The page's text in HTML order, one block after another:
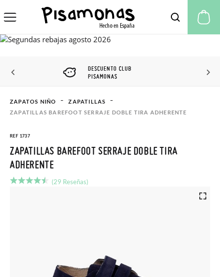
DESCUENTO CLUB
PISAMONAS
ZAPATOS NIÑO
ZAPATILLAS
ZAPATILLAS BAREFOOT SERRAJE DOBLE TIRA ADHERENTE
REF 1737
ZAPATILLAS BAREFOOT SERRAJE DOBLE TIRA
ADHERENTE
(29 Reseñas)